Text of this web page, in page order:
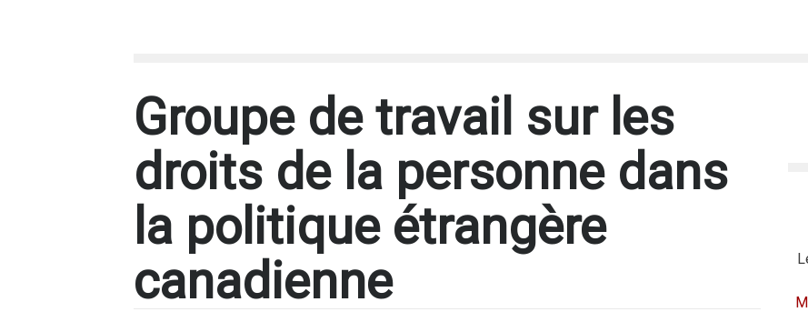
Groupe de travail sur les
droits de la personne dans
la politique étrangère
canadienne